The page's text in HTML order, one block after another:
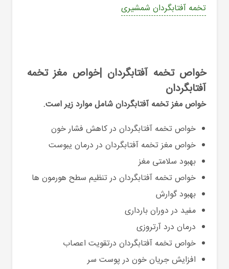
تخمه آفتابگردان شمشیری
خواص تخمه آفتابگردان |خواص مغز تخمه
آفتابگردان
خواص مغز تخمه آفتابگردانشامل موارد زیر است.
خواص تخمه آفتابگردان در کاهش فشار خون
خواص مغز تخمه آفتابگردان در درمان یبوست
بهبود سلامتی مغز
خواص تخمه آفتابگردان در تنظیم سطح هورمون ها
بهبود گوارش
مفید در دوران بارداری
درمان درد آرتروزی
خواص تخمه آفتابگردان درتقویت اعصاب
افزایش جریان خون در پوست سر